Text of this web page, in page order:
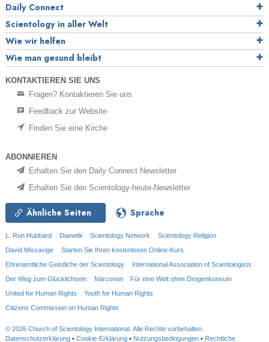
Daily Connect
Scientology in aller Welt
Wie wir helfen
Wie man gesund bleibt
KONTAKTIEREN SIE UNS
Fragen? Kontaktieren Sie uns
Feedback zur Website
Finden Sie eine Kirche
ABONNIEREN
Erhalten Sie den Daily Connect Newsletter
Erhalten Sie den Scientology-heute-Newsletter
Ähnliche Seiten Sprache
L. Ron Hubbard Dianetik Scientology Network
Scientology Religion
David Miscavige
Starten Sie Ihren kostenlosen Online-Kurs
Ehrenamtliche Geistliche der Scientology
International Association of Scientologists
Der Weg zum Glücklichsein
Narconon
Für eine Welt ohne Drogenkonsum
United for Human Rights
Youth for Human Rights
Citizens Commission on Human Rights
© 2026 Church of Scientology International. Alle Rechte vorbehalten.
Datenschutzerklärung • Cookie-Erklärung • Nutzungsbedingungen • Rechtliche